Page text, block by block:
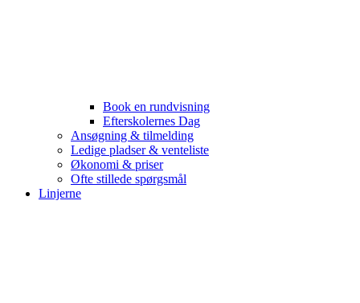
Book en rundvisning
Efterskolernes Dag
Ansøgning & tilmelding
Ledige pladser & venteliste
Økonomi & priser
Ofte stillede spørgsmål
Linjerne